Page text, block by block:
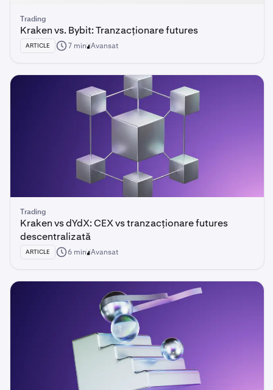
Trading
Kraken vs. Bybit: Tranzacționare futures
ARTICLE 7 min Avansat
Trading
Kraken vs dYdX: CEX vs tranzacționare futures
descentralizată
ARTICLE 6 min Avansat